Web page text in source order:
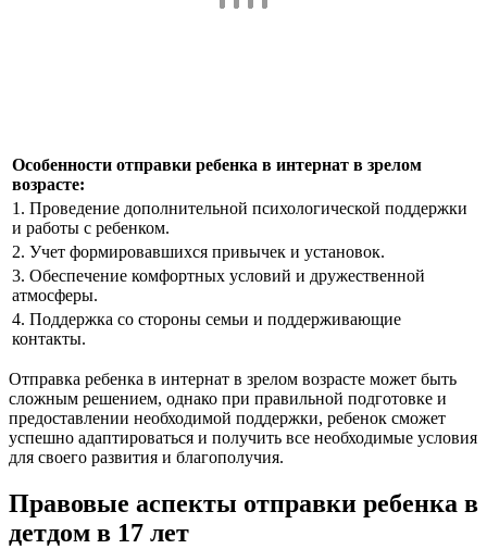
Особенности отправки ребенка в интернат в зрелом
возрасте:
1. Проведение дополнительной психологической поддержки
и работы с ребенком.
2. Учет формировавшихся привычек и установок.
3. Обеспечение комфортных условий и дружественной
атмосферы.
4. Поддержка со стороны семьи и поддерживающие
контакты.
Отправка ребенка в интернат в зрелом возрасте может быть
сложным решением, однако при правильной подготовке и
предоставлении необходимой поддержки, ребенок сможет
успешно адаптироваться и получить все необходимые условия
для своего развития и благополучия.
Правовые аспекты отправки ребенка в
детдом в 17 лет